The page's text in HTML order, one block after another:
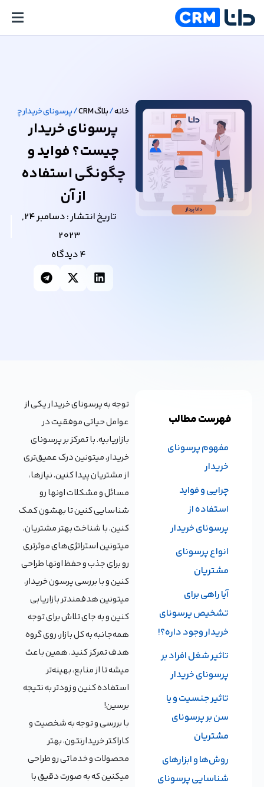
خانه/بلاگ CRM /پرسونای خریدار
پرسونای خریدار
چیست؟ فواید و
چگونگی استفاده
از آن
تاریخ انتشار :
دسامبر 24,
2023
4 دیدگاه
توجه به پرسونای خریدار یکی از
عوامل حیاتی موفقیت در
بازاریابیه. با تمرکز بر پرسونای
خریدار، میتونین درک عمیق‌تری
از مشتریان پیدا کنین. نیازها،
مسائل و مشکلات اونها رو
شناسایی کنین تا بهشون کمک
کنین. با شناخت بهتر مشتریان،
میتونین استراتژی‌های موثرتری
رو برای جذب و حفظ اونها طراحی
کنین و با بررسی پرسون خریدار،
میتونین هدفمندتر بازاریابی
کنین و به جای تلاش برای توجه
همه‌جانبه به کل بازار، روی گروه
هدف تمرکز کنید. همین باعث
میشه تا از منابع، بهینه‌تر
استفاده کنین و زودتر به نتیجه
برسین!
با بررسی و توجه به شخصیت و
کاراکتر خریدارنتون، بهتر
محصولات و خدماتی رو طراحی
میکنین که به صورت دقیق با
فهرست مطالب
مفهوم پرسونای
خریدار
چرایی و فواید
استفاده از
پرسونای خریدار
انواع پرسونای
مشتریان
آیا راهی برای
تشخیص پرسونای
خریدار وجود داره؟!
تاثیر شغل افراد بر
پرسونای خریدار
تاثیر جنسیت و یا
سن بر پرسونای
مشتریان
روش‌ها و ابزارهای
شناسایی پرسونای